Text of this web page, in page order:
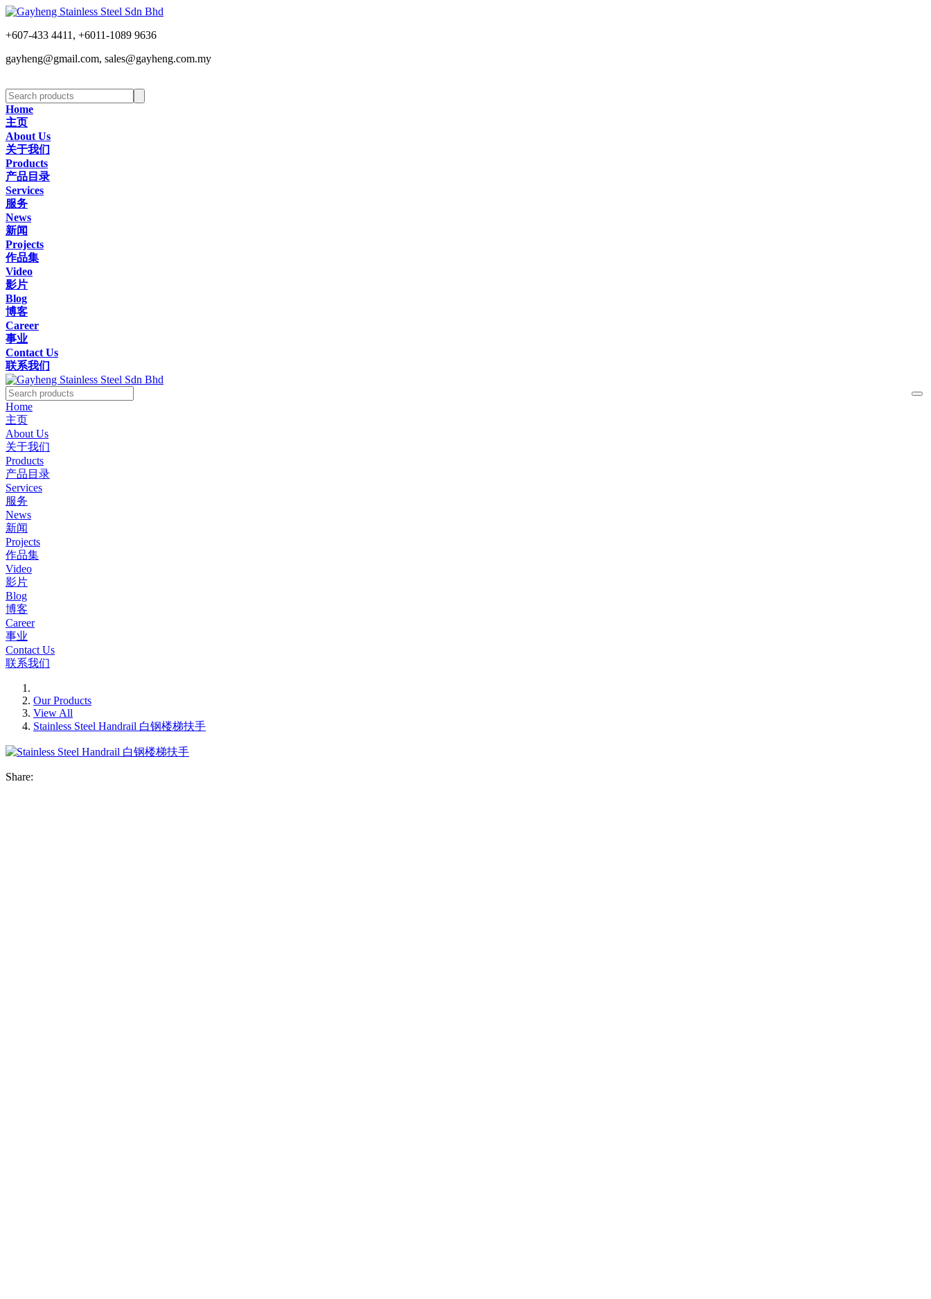
+607-433 4411, +6011-1089 9636
gayheng@gmail.com, sales@gayheng.com.my
Home
主页
About Us
关于我们
Products
产品目录
Services
服务
News
新闻
Projects
作品集
Video
影片
Blog
博客
Career
事业
Contact Us
联系我们
Home
主页
About Us
关于我们
Products
产品目录
Services
服务
News
新闻
Projects
作品集
Video
影片
Blog
博客
Career
事业
Contact Us
联系我们
Our Products
View All
Stainless Steel Handrail 白钢楼梯扶手
Share: